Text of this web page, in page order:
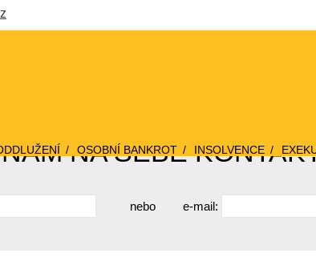
OSOBNÍ BANKROT INSOLVENCE
NA SEBE
nebo e-mail: